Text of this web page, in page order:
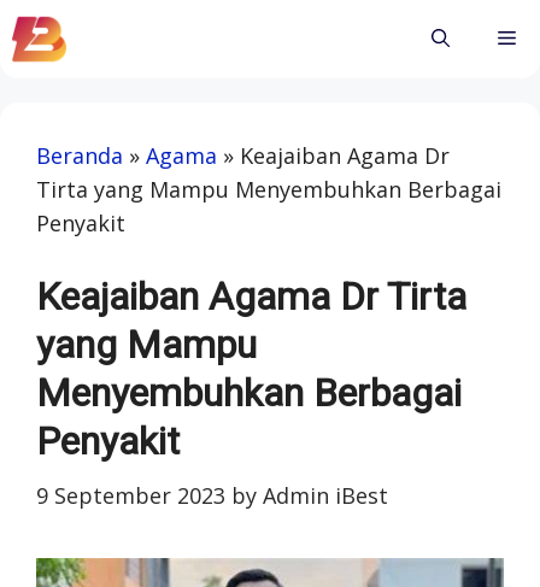
Skip
to
Beranda » Agama » Keajaiban Agama Dr
Tirta yang Mampu Menyembuhkan Berbagai
Penyakit
Keajaiban Agama Dr Tirta
yang Mampu
Menyembuhkan Berbagai
Penyakit
9 September 2023 by Admin iBest